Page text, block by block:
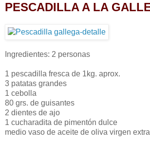
PESCADILLA A LA
Ingredientes: 2 personas
1 pescadilla fresca de 1kg. aprox.
3 patatas grandes
1 cebolla
80 grs. de guisantes
2 dientes de ajo
1 cucharadita de pimentón dulce
medio vaso de aceite de oliva virgen extra